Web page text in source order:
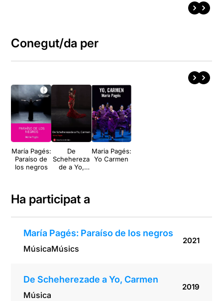
Conegut/da per
María Pagés:
Paraíso de
los negros
De
Schehereza
de a Yo,
Maria Pagés:
Yo Carmen
Ha participat a
María Pagés: Paraíso de los negros
MúsicaMúsics
2021
De Scheherezade a Yo, Carmen
Música
2019